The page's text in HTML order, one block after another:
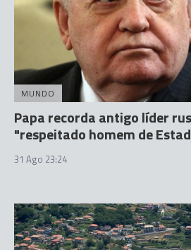
MUNDO
Papa recorda antigo líder
"respeitado homem de
31 Ago 23:24